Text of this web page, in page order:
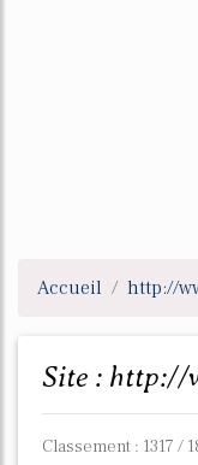
Accueil http://
Site :
Classement : 1317 /